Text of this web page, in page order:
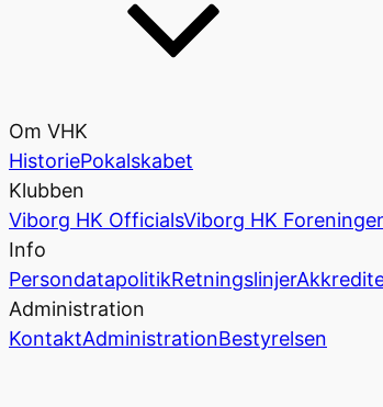
Om VHK
HistoriePokalskabet
Klubben
Viborg HK OfficialsViborg HK
Info
PersondatapolitikRetningslinjer
Administration
KontaktAdministrationBestyrelsen